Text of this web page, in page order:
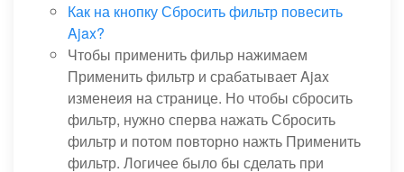
Как на кнопку Сбросить фильтр повесить
Ajax?
Чтобы применить фильр нажимаем
Применить фильтр и срабатывает Ajax
изменеия на странице. Но чтобы сбросить
фильтр, нужно сперва нажать Сбросить
фильтр и потом повторно нажть Применить
фильтр. Логичее было бы сделать при